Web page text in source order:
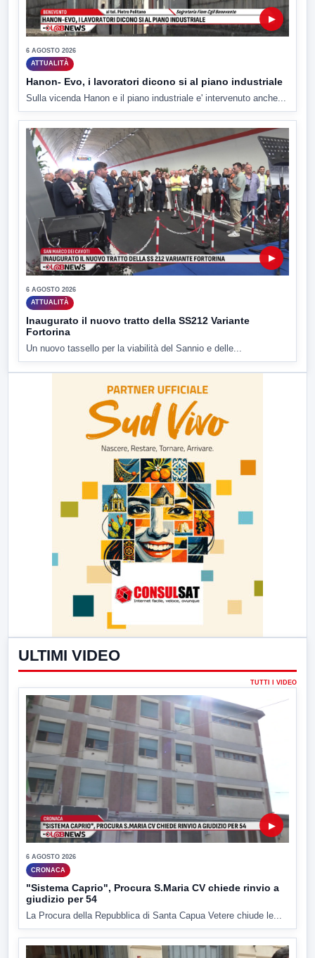
▶
6 AGOSTO 2026
ATTUALITÀ
Hanon- Evo, i lavoratori dicono si al piano industriale
Sulla vicenda Hanon e il piano industriale e' intervenuto anche...
▶
6 AGOSTO 2026
ATTUALITÀ
Inaugurato il nuovo tratto della SS212 Variante
Fortorina
Un nuovo tassello per la viabilità del Sannio e delle...
ULTIMI VIDEO
TUTTI I VIDEO
▶
6 AGOSTO 2026
CRONACA
"Sistema Caprio", Procura S.Maria CV chiede rinvio a
giudizio per 54
La Procura della Repubblica di Santa Capua Vetere chiude le...